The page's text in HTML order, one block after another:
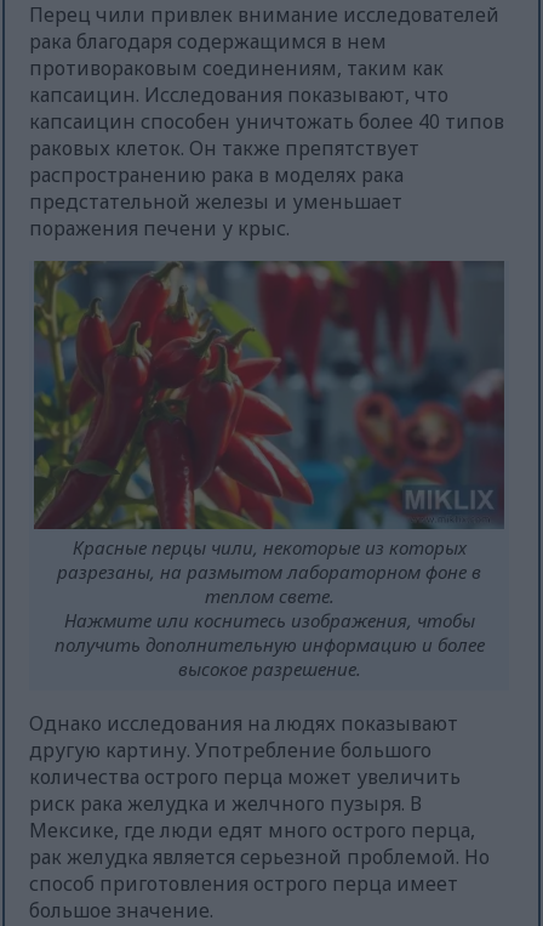
Перец чили привлек внимание исследователей
рака благодаря содержащимся в нем
противораковым соединениям, таким как
капсаицин. Исследования показывают, что
капсаицин способен уничтожать более 40 типов
раковых клеток. Он также препятствует
распространению рака в моделях рака
предстательной железы и уменьшает
поражения печени у крыс.
Красные перцы чили, некоторые из которых
разрезаны, на размытом лабораторном фоне в
теплом свете.
Нажмите или коснитесь изображения, чтобы
получить дополнительную информацию и более
высокое разрешение.
Однако исследования на людях показывают
другую картину. Употребление большого
количества острого перца может увеличить
риск рака желудка и желчного пузыря. В
Мексике, где люди едят много острого перца,
рак желудка является серьезной проблемой. Но
способ приготовления острого перца имеет
большое значение.